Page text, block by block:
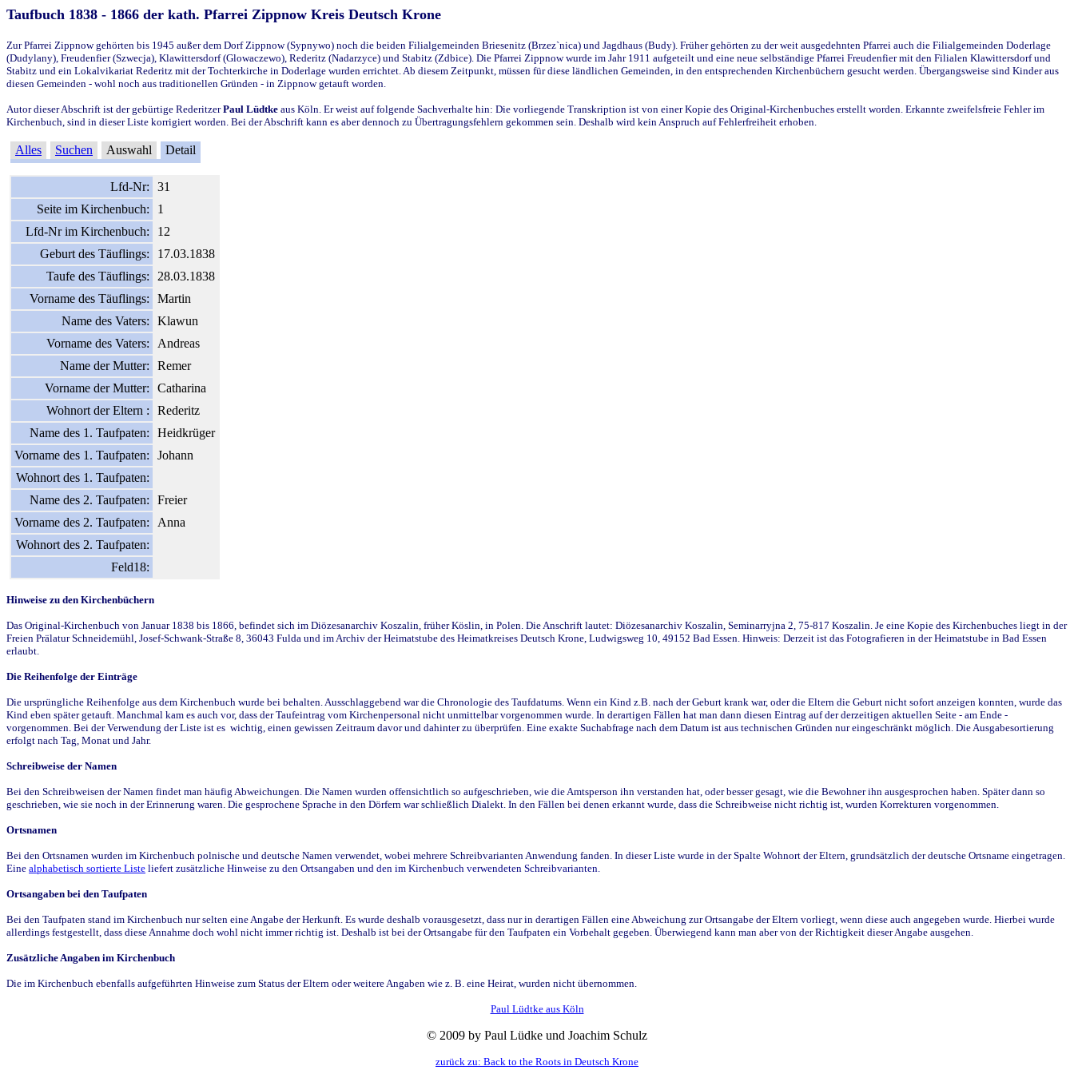
Taufbuch 1838 - 1866 der kath. Pfarrei Zippnow Kreis Deutsch Krone
Zur Pfarrei Zippnow gehörten bis 1945 außer dem Dorf Zippnow (Sypnywo) noch die beiden Filialgemeinden Briesenitz (Brzez`nica) und Jagdhaus (Budy). Früher gehörten zu der weit ausgedehnten Pfarrei auch die Filialgemeinden Doderlage
(Dudylany), Freudenfier (Szwecja), Klawittersdorf (Glowaczewo), Rederitz (Nadarzyce) und Stabitz (Zdbice). Die Pfarrei Zippnow wurde im Jahr 1911 aufgeteilt und eine neue selbständige Pfarrei Freudenfier mit den Filialen Klawittersdorf und
Stabitz und ein Lokalvikariat Rederitz mit der Tochterkirche in Doderlage wurden errichtet. Ab diesem Zeitpunkt, müssen für diese ländlichen Gemeinden, in den entsprechenden Kirchenbüchern gesucht werden. Übergangsweise sind Kinder aus
diesen Gemeinden - wohl noch aus traditionellen Gründen - in Zippnow getauft worden.
Autor dieser Abschrift ist der gebürtige RederitzerPaul Lüdtke aus Köln. Er weist auf folgende Sachverhalte hin: Die vorliegende Transkription ist von einer Kopie des Original-Kirchenbuches erstellt worden. Erkannte zweifelsfreie Fehler im
Kirchenbuch, sind in dieser Liste korrigiert worden. Bei der Abschrift kann es aber dennoch zu Übertragungsfehlern gekommen sein. Deshalb wird kein Anspruch auf Fehlerfreiheit erhoben.
Alles Suchen Auswahl Detail
Lfd-Nr:
31
Seite im Kirchenbuch:
1
Lfd-Nr im Kirchenbuch:
12
Geburt des Täuflings:
17.03.1838
Taufe des Täuflings:
28.03.1838
Vorname des Täuflings:
Martin
Name des Vaters:
Klawun
Vorname des Vaters:
Andreas
Name der Mutter:
Remer
Vorname der Mutter:
Catharina
Wohnort der Eltern :
Rederitz
Name des 1. Taufpaten:
Heidkrüger
Vorname des 1. Taufpaten:
Johann
Wohnort des 1. Taufpaten:
Name des 2. Taufpaten:
Freier
Vorname des 2. Taufpaten:
Anna
Wohnort des 2. Taufpaten:
Feld18:
Hinweise zu den Kirchenbüchern
Das Original-Kirchenbuch von Januar 1838 bis 1866, befindet sich im Diözesanarchiv Koszalin, früher Köslin, in Polen. Die Anschrift lautet: Diözesanarchiv Koszalin, Seminarryjna 2, 75-817 Koszalin. Je eine Kopie des Kirchenbuches liegt in der
Freien Prälatur Schneidemühl, Josef-Schwank-Straße 8, 36043 Fulda und im Archiv der Heimatstube des Heimatkreises Deutsch Krone, Ludwigsweg 10, 49152 Bad Essen. Hinweis: Derzeit ist das Fotografieren in der Heimatstube in Bad Essen
erlaubt.
Die Reihenfolge der Einträge
Die ursprüngliche Reihenfolge aus dem Kirchenbuch wurde bei behalten. Ausschlaggebend war die Chronologie des Taufdatums. Wenn ein Kind z.B. nach der Geburt krank war, oder die Eltern die Geburt nicht sofort anzeigen konnten, wurde das
Kind eben später getauft. Manchmal kam es auch vor, dass der Taufeintrag vom Kirchenpersonal nicht unmittelbar vorgenommen wurde. In derartigen Fällen hat man dann diesen Eintrag auf der derzeitigen aktuellen Seite - am Ende -
vorgenommen. Bei der Verwendung der Liste ist es wichtig, einen gewissen Zeitraum davor und dahinter zu überprüfen. Eine exakte Suchabfrage nach dem Datum ist aus technischen Gründen nur eingeschränkt möglich. Die Ausgabesortierung
erfolgt nach Tag, Monat und Jahr.
Schreibweise der Namen
Bei den Schreibweisen der Namen findet man häufig Abweichungen. Die Namen wurden offensichtlich so aufgeschrieben, wie die Amtsperson ihn verstanden hat, oder besser gesagt, wie die Bewohner ihn ausgesprochen haben. Später dann so
geschrieben, wie sie noch in der Erinnerung waren. Die gesprochene Sprache in den Dörfern war schließlich Dialekt. In den Fällen bei denen erkannt wurde, dass die Schreibweise nicht richtig ist, wurden Korrekturen vorgenommen.
Ortsnamen
Bei den Ortsnamen wurden im Kirchenbuch polnische und deutsche Namen verwendet, wobei mehrere Schreibvarianten Anwendung fanden. In dieser Liste wurde in der Spalte Wohnort der Eltern, grundsätzlich der deutsche Ortsname eingetragen.
Eine alphabetisch sortierte Liste liefert zusätzliche Hinweise zu den Ortsangaben und den im Kirchenbuch verwendeten Schreibvarianten.
Ortsangaben bei den Taufpaten
Bei den Taufpaten stand im Kirchenbuch nur selten eine Angabe der Herkunft. Es wurde deshalb vorausgesetzt, dass nur in derartigen Fällen eine Abweichung zur Ortsangabe der Eltern vorliegt, wenn diese auch angegeben wurde. Hierbei wurde
allerdings festgestellt, dass diese Annahme doch wohl nicht immer richtig ist. Deshalb ist bei der Ortsangabe für den Taufpaten ein Vorbehalt gegeben. Überwiegend kann man aber von der Richtigkeit dieser Angabe ausgehen.
Zusätzliche Angaben im Kirchenbuch
Die im Kirchenbuch ebenfalls aufgeführten Hinweise zum Status der Eltern oder weitere Angaben wie z. B. eine Heirat, wurden nicht übernommen.
Paul Lüdtke aus Köln
© 2009 by Paul Lüdke und Joachim Schulz
zurück zu: Back to the Roots in Deutsch Krone